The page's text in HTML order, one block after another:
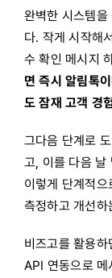
완벽한 시스템을
다. 작게 시작해
수 확인 메시지
면 즉시 알림톡
도 잠재 고객 경
그다음 단계로
고, 이를 다음 날
이렇게 단계적
측정하고 개선하
비즈고를 활용
API 연동으로 메